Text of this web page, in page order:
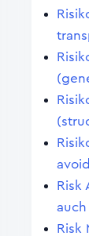
Risk
Risk